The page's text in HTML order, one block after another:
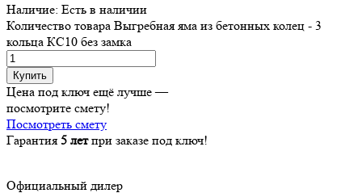
Наличие: Есть в наличии
Количество товара Выгребная яма из бетонных колец - 3
кольца КС10 без замка
Купить
Цена под ключ ещё лучше —
посмотрите смету!
Посмотреть смету
Гарантия 5 лет при заказе под ключ!
Официальный дилер